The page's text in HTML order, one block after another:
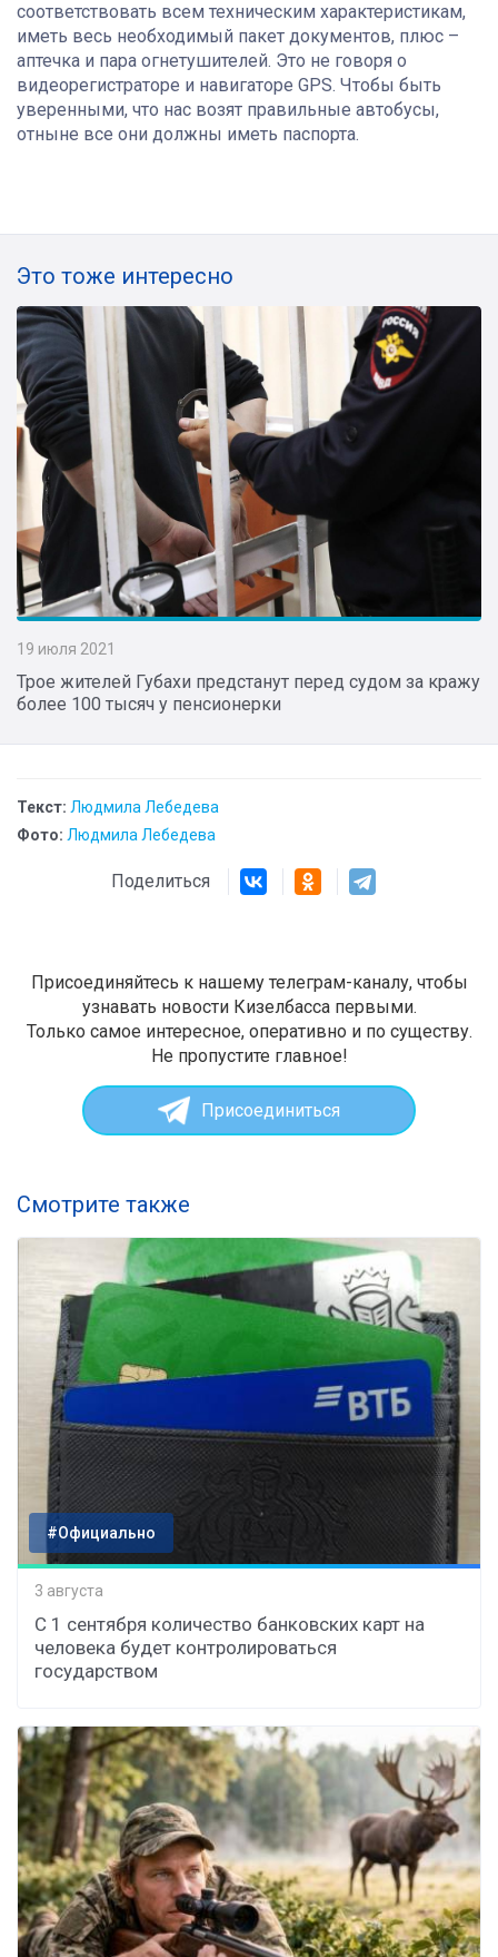
соответствовать всем техническим характеристикам,
иметь весь необходимый пакет документов, плюс –
аптечка и пара огнетушителей. Это не говоря о
видеорегистраторе и навигаторе GPS. Чтобы быть
уверенными, что нас возят правильные автобусы,
отныне все они должны иметь паспорта.
Это тоже интересно
19 июля 2021
Трое жителей Губахи предстанут перед судом за кражу
более 100 тысяч у пенсионерки
Текст: Людмила Лебедева
Фото: Людмила Лебедева
Поделиться
Присоединяйтесь к нашему телеграм-каналу, чтобы
узнавать новости Кизелбасса первыми.
Только самое интересное, оперативно и по существу.
Не пропустите главное!
Присоединиться
Смотрите также
#Официально
3 августа
С 1 сентября количество банковских карт на
человека будет контролироваться
государством